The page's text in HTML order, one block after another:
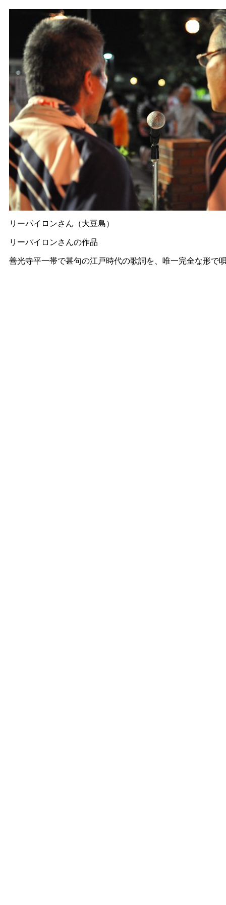
リーパイロンさん（大豆島）
リーパイロンさんの作品
善光寺平一帯で甚句の江戸時代の歌詞を、唯一完全な形で